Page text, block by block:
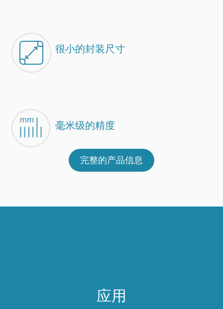
很小的封装尺寸
毫米级的精度
完整的产品信息
应用